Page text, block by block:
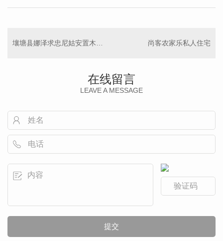
尚客农家乐私人住宅
在线留言
LEAVE A MESSAGE